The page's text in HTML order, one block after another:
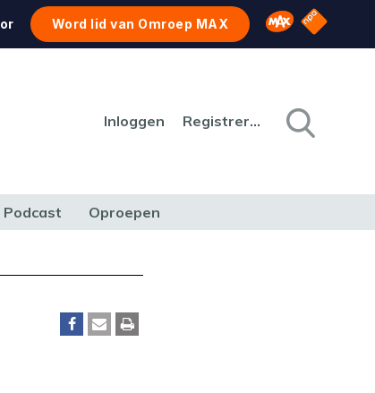
Word lid van Omroep MAX Omroep MAX
NPO
Inloggen Registreren
Podcast Oproepen